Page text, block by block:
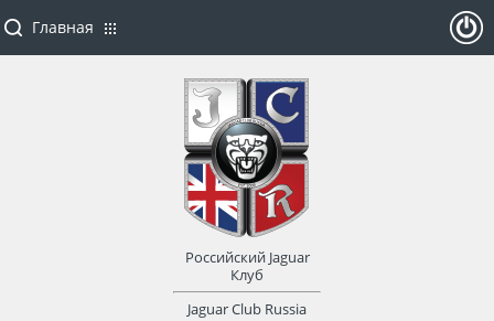
Главная
Российский Jaguar
Клуб
Jaguar Club Russia